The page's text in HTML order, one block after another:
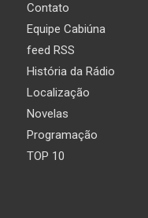
Contato
Equipe Cabiúna
feed RSS
História da Rádio
Localização
Novelas
Programação
TOP 10